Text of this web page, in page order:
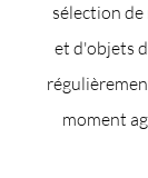
sélection
et d'objets
moment